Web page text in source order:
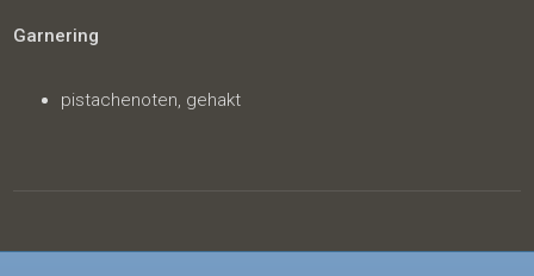
Garnering
pistachenoten, gehakt